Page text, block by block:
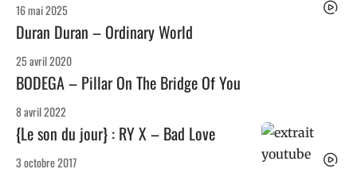
16 mai 2025
Duran Duran – Ordinary World
25 avril 2020
BODEGA – Pillar On The Bridge Of You
8 avril 2022
{Le son du jour} : RY X – Bad Love
3 octobre 2017